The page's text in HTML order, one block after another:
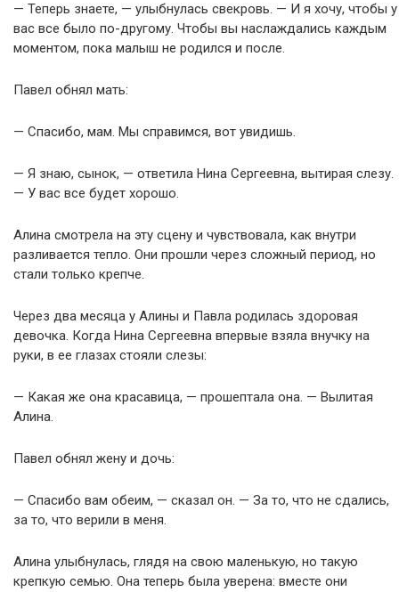
— Теперь знаете, — улыбнулась свекровь. — И я хочу, чтобы у
вас все было по-другому. Чтобы вы наслаждались каждым
моментом, пока малыш не родился и после.
Павел обнял мать:
— Спасибо, мам. Мы справимся, вот увидишь.
— Я знаю, сынок, — ответила Нина Сергеевна, вытирая слезу.
— У вас все будет хорошо.
Алина смотрела на эту сцену и чувствовала, как внутри
разливается тепло. Они прошли через сложный период, но
стали только крепче.
Через два месяца у Алины и Павла родилась здоровая
девочка. Когда Нина Сергеевна впервые взяла внучку на
руки, в ее глазах стояли слезы:
— Какая же она красавица, — прошептала она. — Вылитая
Алина.
Павел обнял жену и дочь:
— Спасибо вам обеим, — сказал он. — За то, что не сдались,
за то, что верили в меня.
Алина улыбнулась, глядя на свою маленькую, но такую
крепкую семью. Она теперь была уверена: вместе они